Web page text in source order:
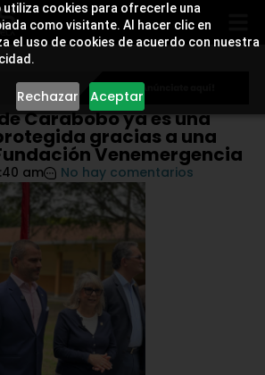
utiliza cookies para ofrecerle una
como visitante. Al hacer clic en
el uso de cookies de acuerdo con nuestra
Rechazar Aceptar
Carabobo ya es una
gracias a una
Venemergencia
am No hay comentarios